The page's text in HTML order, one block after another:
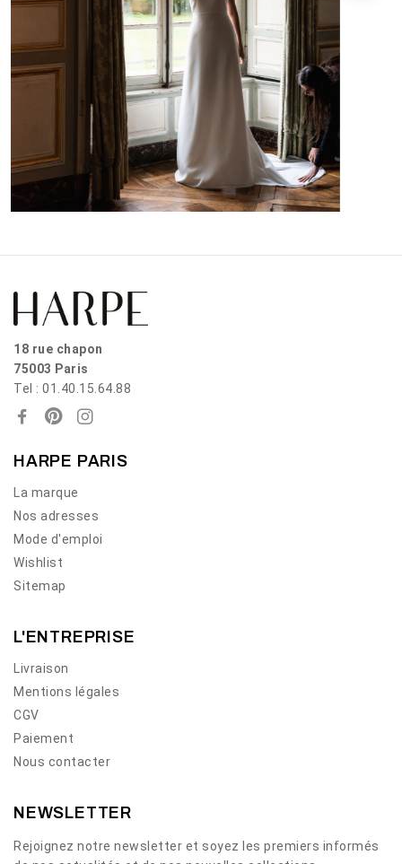
18 rue chapon
75003 Paris
Tel : 01.40.15.64.88
HARPE PARIS
La marque
Nos adresses
Mode d'emploi
Wishlist
Sitemap
L'ENTREPRISE
Livraison
Mentions légales
CGV
Paiement
Nous contacter
NEWSLETTER
Rejoignez notre newsletter et soyez les premiers informés